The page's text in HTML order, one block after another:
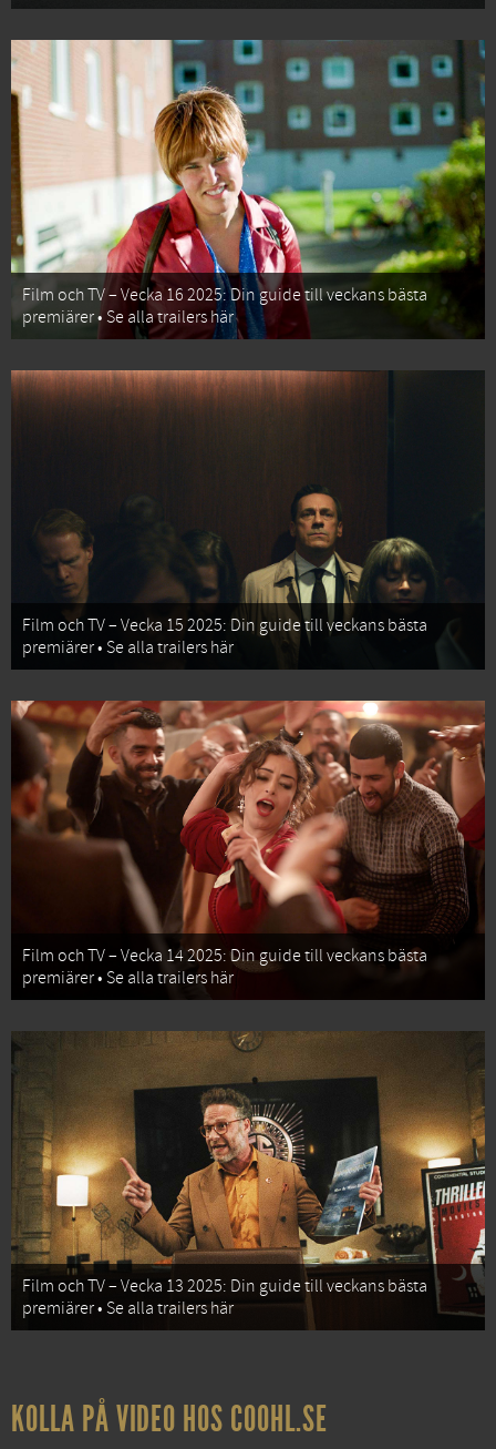
Film och TV – Vecka 16 2025: Din guide till veckans bästa
premiärer • Se alla trailers här
Film och TV – Vecka 15 2025: Din guide till veckans bästa
premiärer • Se alla trailers här
Film och TV – Vecka 14 2025: Din guide till veckans bästa
premiärer • Se alla trailers här
Film och TV – Vecka 13 2025: Din guide till veckans bästa
premiärer • Se alla trailers här
KOLLA PÅ VIDEO HOS COOHL.SE